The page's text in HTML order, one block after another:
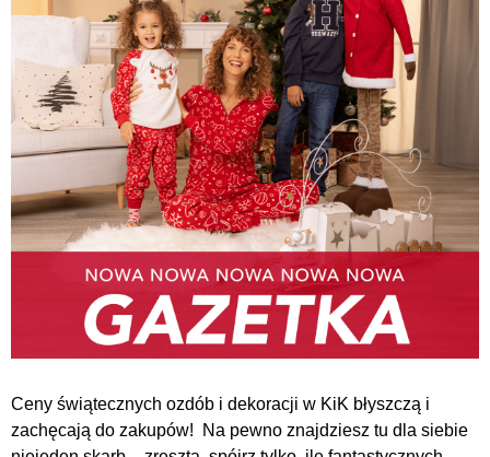
Ceny świątecznych ozdób i dekoracji w KiK błyszczą i
zachęcają do zakupów! Na pewno znajdziesz tu dla siebie